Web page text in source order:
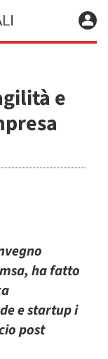
e
ha fatto
e startup i
post